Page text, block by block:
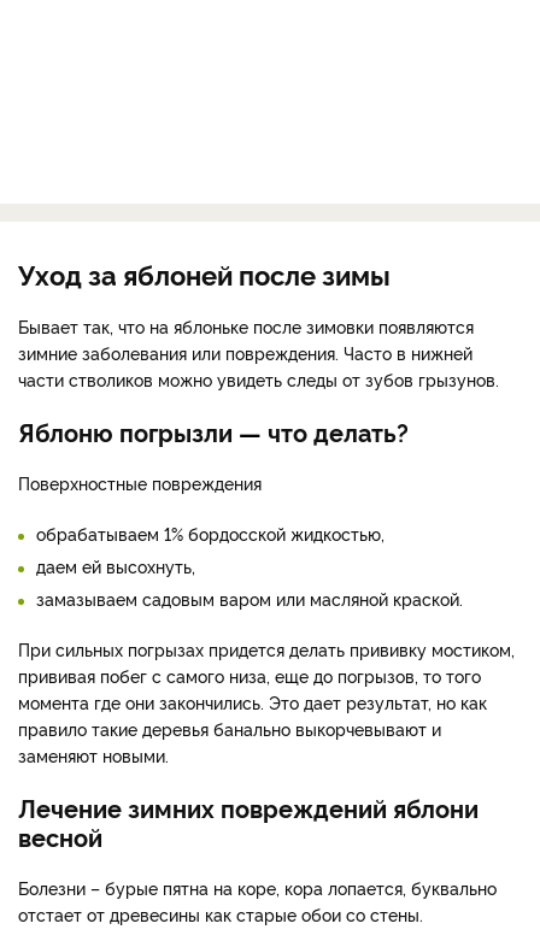
Уход за яблоней после зимы
Бывает так, что на яблоньке после зимовки появляются
зимние заболевания или повреждения. Часто в нижней
части стволиков можно увидеть следы от зубов грызунов.
Яблоню погрызли — что делать?
Поверхностные повреждения
обрабатываем 1% бордосской жидкостью,
даем ей высохнуть,
замазываем садовым варом или масляной краской.
При сильных погрызах придется делать прививку мостиком,
прививая побег с самого низа, еще до погрызов, то того
момента где они закончились. Это дает результат, но как
правило такие деревья банально выкорчевывают и
заменяют новыми.
Лечение зимних повреждений яблони
весной
​Болезни – бурые пятна на коре, кора лопается, буквально
отстает от древесины как старые обои со стены.